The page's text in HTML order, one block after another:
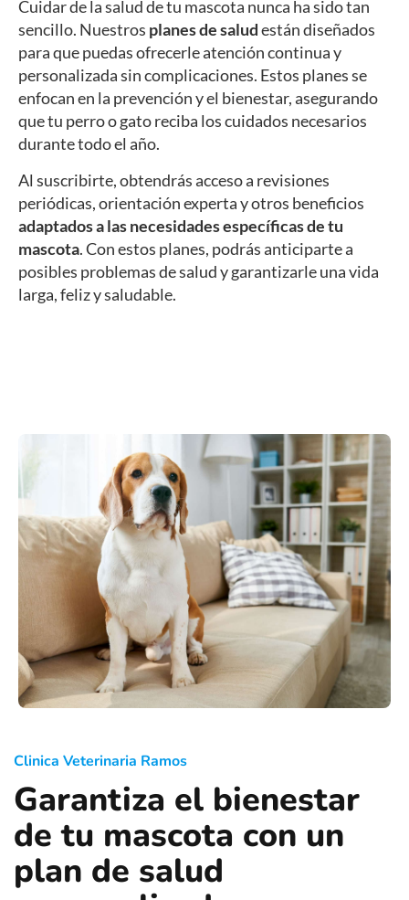
Cuidar de la salud de tu mascota nunca ha sido tan
sencillo. Nuestros planes de saludestán diseñados
para que puedas ofrecerle atención continua y
personalizada sin complicaciones. Estos planes se
enfocan en la prevención y el bienestar, asegurando
que tu perro o gato reciba los cuidados necesarios
durante todo el año.
Al suscribirte, obtendrás acceso a revisiones
periódicas, orientación experta y otros beneficios
adaptados a las necesidades específicas de tu
mascota. Con estos planes, podrás anticiparte a
posibles problemas de salud y garantizarle una vida
larga, feliz y saludable.
Clinica Veterinaria Ramos
Garantiza el bienestar
de tu mascota con un
plan de salud